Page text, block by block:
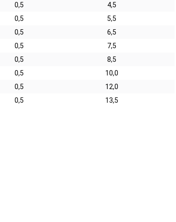
0,5
4,5
0,5
5,5
0,5
6,5
0,5
7,5
0,5
8,5
0,5
10,0
0,5
12,0
0,5 13,5